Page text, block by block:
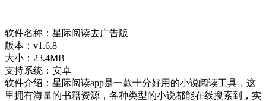
软件名称：星际阅读去广告版
版本：v1.6.8
大小：23.4MB
支持系统：安卓
软件介绍：星际阅读app是一款十分好用的小说阅读工具，这
里拥有海量的书籍资源，各种类型的小说都能在线搜索到，实